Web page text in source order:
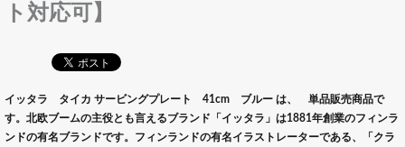
ト対応可】
イッタラ タイカ サービングプレート 41cm ブルー は、 単品販売商品で
す。北欧ブームの主役とも言えるブランド「イッタラ」は1881年創業のフィンラ
ンドの有名ブランドです。フィンランドの有名イラストレーターである、「クラ